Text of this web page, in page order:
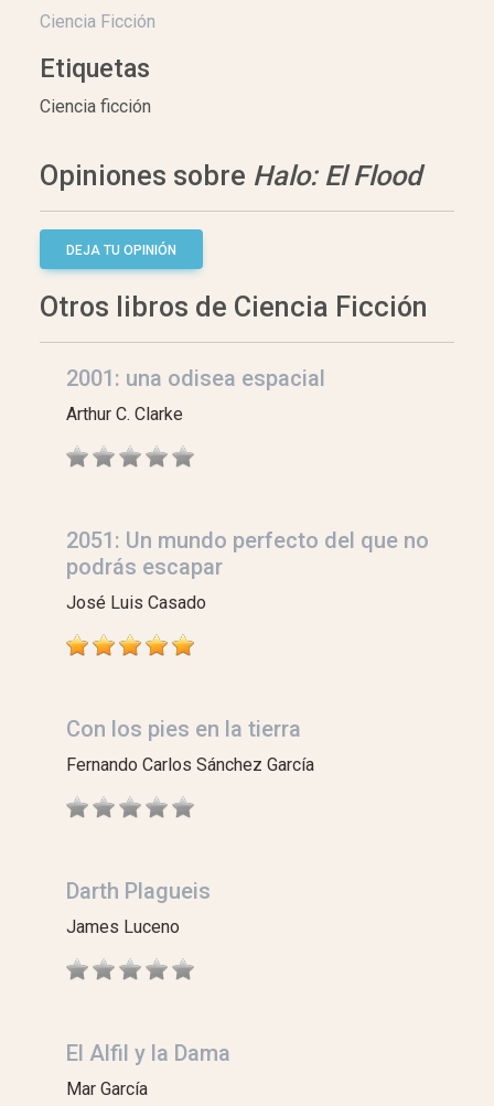
Ciencia Ficción
Etiquetas
Ciencia ficción
Opiniones sobre Halo: El Flood
DEJA TU OPINIÓN
Otros libros de Ciencia Ficción
2001: una odisea espacial
Arthur C. Clarke
2051: Un mundo perfecto del que no
podrás escapar
José Luis Casado
Con los pies en la tierra
Fernando Carlos Sánchez García
Darth Plagueis
James Luceno
El Alfil y la Dama
Mar García